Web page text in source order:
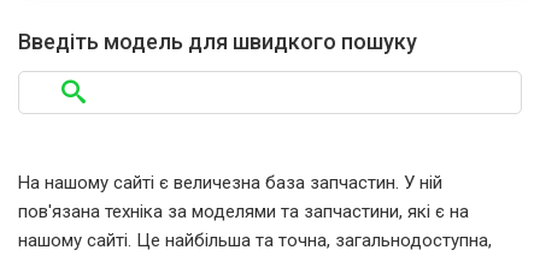
Miele EXCELLA G2732
Miele EXTRA CLEAN G4922
Miele FUTURA CLASSIC G4281
Введіть модель для швидкого пошуку
На нашому сайті є величезна база запчастин. У ній
пов'язана техніка за моделями та запчастини, які є на
нашому сайті. Це найбільша та точна, загальнодоступна,